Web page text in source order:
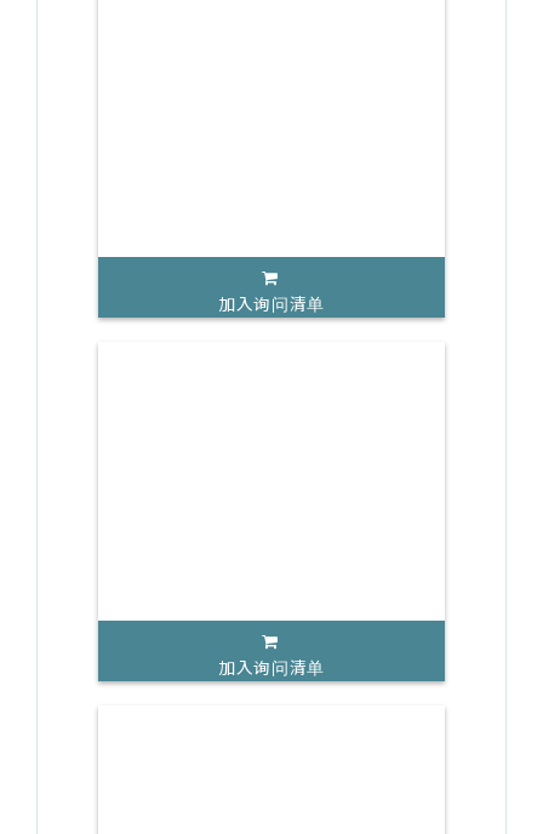
加入询问清单
加入询问清单